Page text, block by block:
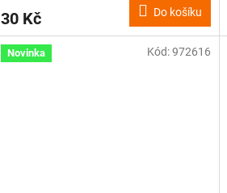
30 Kč Do košíku
Novinka Kód:972616